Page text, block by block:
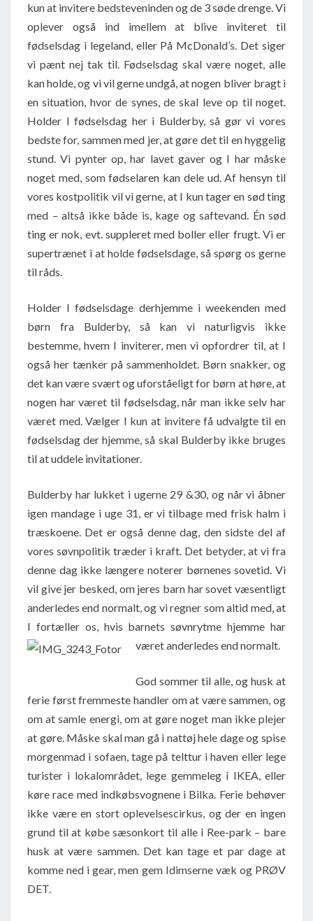
kun at invitere bedsteveninden og de 3 søde drenge. Vi
oplever også ind imellem at blive inviteret til
fødselsdag i legeland, eller På McDonald’s. Det siger
vi pænt nej tak til. Fødselsdag skal være noget, alle
kan holde, og vi vil gerne undgå, at nogen bliver bragt i
en situation, hvor de synes, de skal leve op til noget.
Holder I fødselsdag her i Bulderby, så gør vi vores
bedste for, sammen med jer, at gøre det til en hyggelig
stund. Vi pynter op, har lavet gaver og I har måske
noget med, som fødselaren kan dele ud. Af hensyn til
vores kostpolitik vil vi gerne, at I kun tager en sød ting
med – altså ikke både is, kage og saftevand. Én sød
ting er nok, evt. suppleret med boller eller frugt. Vi er
supertrænet i at holde fødselsdage, så spørg os gerne
til råds.
Holder I fødselsdage derhjemme i weekenden med
børn fra Bulderby, så kan vi naturligvis ikke
bestemme, hvem I inviterer, men vi opfordrer til, at I
også her tænker på sammenholdet. Børn snakker, og
det kan være svært og uforståeligt for børn at høre, at
nogen har været til fødselsdag, når man ikke selv har
været med. Vælger I kun at invitere få udvalgte til en
fødselsdag der hjemme, så skal Bulderby ikke bruges
til at uddele invitationer.
Bulderby har lukket i ugerne 29 &30, og når vi åbner
igen mandage i uge 31, er vi tilbage med frisk halm i
træskoene. Det er også denne dag, den sidste del af
vores søvnpolitik træder i kraft. Det betyder, at vi fra
denne dag ikke længere noterer børnenes sovetid. Vi
vil give jer besked, om jeres barn har sovet væsentligt
anderledes end normalt, og vi regner som altid med, at
I fortæller os, hvis barnets søvnrytme hjemme har
været anderledes end normalt.
God sommer til alle, og husk at
ferie først fremmeste handler om at være sammen, og
om at samle energi, om at gøre noget man ikke plejer
at gøre. Måske skal man gå i nattøj hele dage og spise
morgenmad i sofaen, tage på telttur i haven eller lege
turister i lokalområdet, lege gemmeleg i IKEA, eller
køre race med indkøbsvognene i Bilka. Ferie behøver
ikke være en stort oplevelsescirkus, og der en ingen
grund til at købe sæsonkort til alle i Ree-park – bare
husk at være sammen. Det kan tage et par dage at
komme ned i gear, men gem Idimserne væk og PRØV
DET.